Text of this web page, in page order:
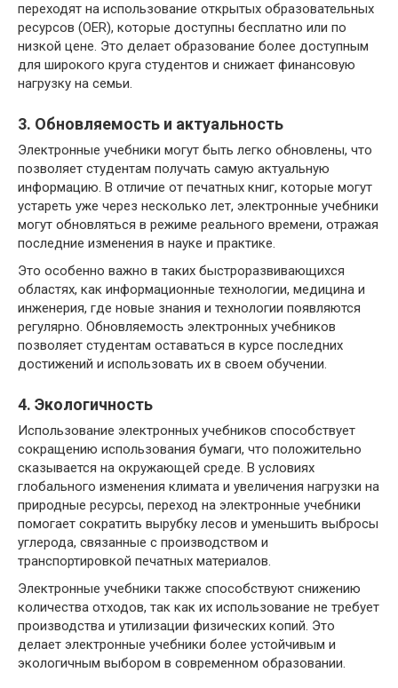
переходят на использование открытых образовательных
ресурсов (OER), которые доступны бесплатно или по
низкой цене. Это делает образование более доступным
для широкого круга студентов и снижает финансовую
нагрузку на семьи.
3. Обновляемость и актуальность
Электронные учебники могут быть легко обновлены, что
позволяет студентам получать самую актуальную
информацию. В отличие от печатных книг, которые могут
устареть уже через несколько лет, электронные учебники
могут обновляться в режиме реального времени, отражая
последние изменения в науке и практике.
Это особенно важно в таких быстроразвивающихся
областях, как информационные технологии, медицина и
инженерия, где новые знания и технологии появляются
регулярно. Обновляемость электронных учебников
позволяет студентам оставаться в курсе последних
достижений и использовать их в своем обучении.
4. Экологичность
Использование электронных учебников способствует
сокращению использования бумаги, что положительно
сказывается на окружающей среде. В условиях
глобального изменения климата и увеличения нагрузки на
природные ресурсы, переход на электронные учебники
помогает сократить вырубку лесов и уменьшить выбросы
углерода, связанные с производством и
транспортировкой печатных материалов.
Электронные учебники также способствуют снижению
количества отходов, так как их использование не требует
производства и утилизации физических копий. Это
делает электронные учебники более устойчивым и
экологичным выбором в современном образовании.